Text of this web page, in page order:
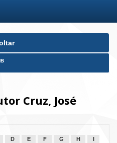
Cruz, José
D E F G H